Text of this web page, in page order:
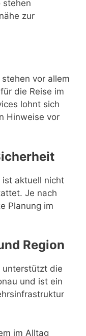
stehen
zur
vor allem
die Reise im
lohnt sich
Hinweise vor
ist aktuell nicht
Je nach
Planung im
Region
unterstützt die
und ist ein
im Alltag